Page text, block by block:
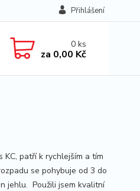
Přihlášení
0ks
za 0,00 Kč
patří k rychlejším a tím
se pohybuje od 3 do
jehlu. Použili jsem kvalitní